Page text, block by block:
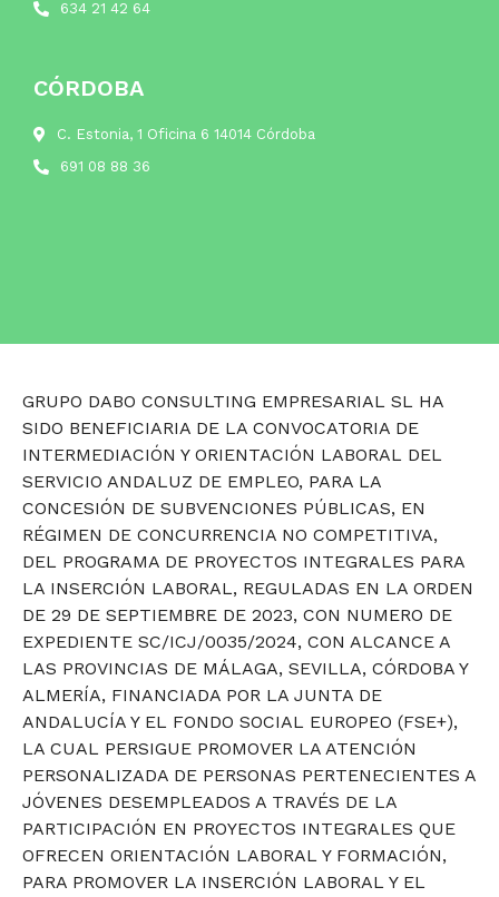
634 21 42 64
CÓRDOBA
C. Estonia, 1 Oficina 6 14014 Córdoba
691 08 88 36
GRUPO DABO CONSULTING EMPRESARIAL SL HA
SIDO BENEFICIARIA DE LA CONVOCATORIA DE
INTERMEDIACIÓN Y ORIENTACIÓN LABORAL DEL
SERVICIO ANDALUZ DE EMPLEO, PARA LA
CONCESIÓN DE SUBVENCIONES PÚBLICAS, EN
RÉGIMEN DE CONCURRENCIA NO COMPETITIVA,
DEL PROGRAMA DE PROYECTOS INTEGRALES PARA
LA INSERCIÓN LABORAL, REGULADAS EN LA ORDEN
DE 29 DE SEPTIEMBRE DE 2023, CON NUMERO DE
EXPEDIENTE SC/ICJ/0035/2024, CON ALCANCE A
LAS PROVINCIAS DE MÁLAGA, SEVILLA, CÓRDOBA Y
ALMERÍA, FINANCIADA POR LA JUNTA DE
ANDALUCÍA Y EL FONDO SOCIAL EUROPEO (FSE+),
LA CUAL PERSIGUE PROMOVER LA ATENCIÓN
PERSONALIZADA DE PERSONAS PERTENECIENTES A
JÓVENES DESEMPLEADOS A TRAVÉS DE LA
PARTICIPACIÓN EN PROYECTOS INTEGRALES QUE
OFRECEN ORIENTACIÓN LABORAL Y FORMACIÓN,
PARA PROMOVER LA INSERCIÓN LABORAL Y EL